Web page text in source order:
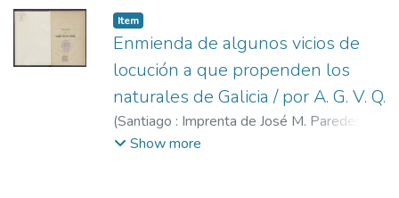
Item
Enmienda de algunos vicios de
locución a que propenden los
naturales de Galicia / por A. G. V. Q.
(Santiago : Imprenta de José M. Paredes,
1884)García Vázquez Queipo, Antonio,
Show more